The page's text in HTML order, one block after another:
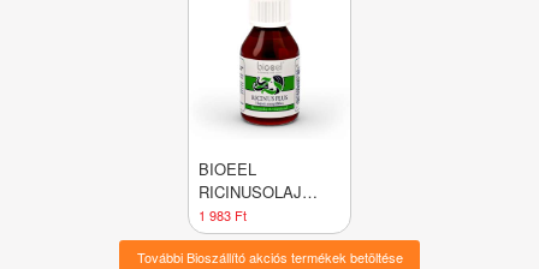
BIOEEL
RICINUSOLAJ
PLUS A-
VITAMINNAL
1 983 Ft
További Bioszállító akciós termékek betöltése